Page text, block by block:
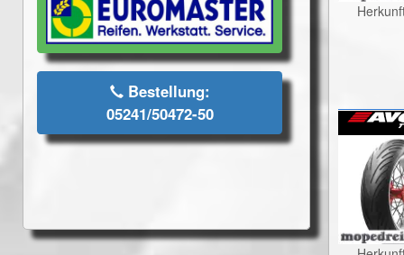
Bestellung:
05241/50472-50